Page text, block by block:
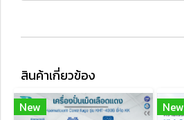
สินค้าเกี่ยวข้อง
New New